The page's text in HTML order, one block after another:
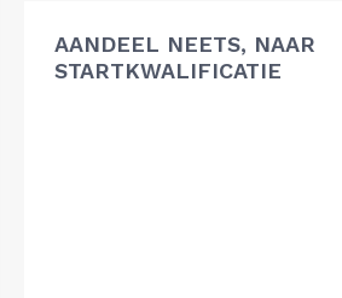
AANDEEL NEETS, NAAR
STARTKWALIFICATIE